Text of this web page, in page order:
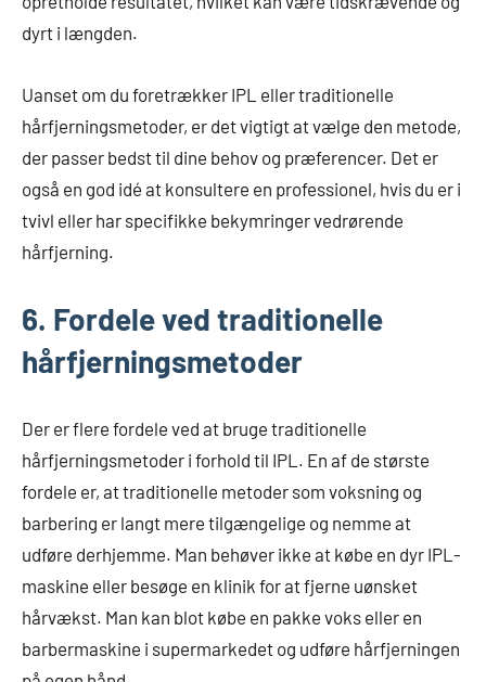
dyrt i længden.
Uanset om du foretrækker IPL eller traditionelle
hårfjerningsmetoder, er det vigtigt at vælge den metode,
der passer bedst til dine behov og præferencer. Det er
også en god idé at konsultere en professionel, hvis du er i
tvivl eller har specifikke bekymringer vedrørende
hårfjerning.
6. Fordele ved traditionelle
hårfjerningsmetoder
Der er flere fordele ved at bruge traditionelle
hårfjerningsmetoder i forhold til IPL. En af de største
fordele er, at traditionelle metoder som voksning og
barbering er langt mere tilgængelige og nemme at
udføre derhjemme. Man behøver ikke at købe en dyr IPL-
maskine eller besøge en klinik for at fjerne uønsket
hårvækst. Man kan blot købe en pakke voks eller en
barbermaskine i supermarkedet og udføre hårfjerningen